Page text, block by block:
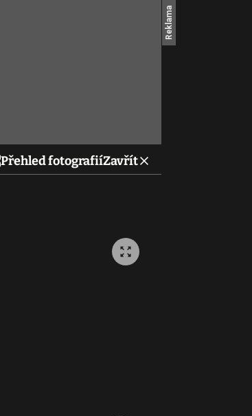
Přehled fotografiíZavřít